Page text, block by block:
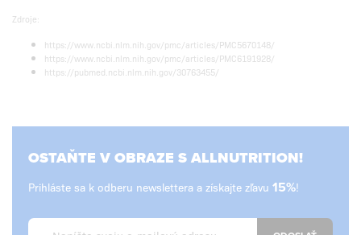
Zdroje:
https://www.ncbi.nlm.nih.gov/pmc/articles/PMC5670148/
https://www.ncbi.nlm.nih.gov/pmc/articles/PMC6191928/
https://pubmed.ncbi.nlm.nih.gov/30763455/
OSTAŇTE V OBRAZE S ALLNUTRITION!
Prihláste sa k odberu newslettera a získajte zľavu 15%!